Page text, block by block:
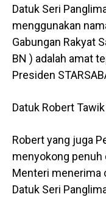
Datuk Seri
menggunakan
Gabungan Rakyat
BN ) adalah amat
Presiden
Datuk Robert
Robert yang juga
menyokong penuh
Menteri menerima
Datuk Seri